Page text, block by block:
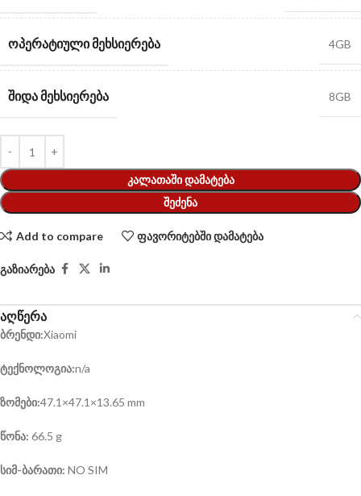
ᲝᲞᲔᲠᲐᲢᲘᲣᲚᲘ ᲛᲔᲮᲡᲘᲔᲠᲔᲑᲐ 4GB
ᲨᲘᲓᲐ ᲛᲔᲮᲡᲘᲔᲠᲔᲑᲐ 8GB
ᲙᲐᲚᲐᲗᲐᲨᲘ ᲓᲐᲛᲐᲢᲔᲑᲐ
ᲨᲔᲫᲔᲜᲐ
Add to compare ფავორიტებში დამატება
გაზიარება
აღწერა
ბრენდი:Xiaomi
ტექნოლოგია:n/a
ზომები:47.1×47.1×13.65 mm
წონა: 66.5 g
სიმ-ბარათი: NO SIM